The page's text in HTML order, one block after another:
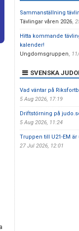
Sammanställning
Tävlingar våren 2026,
Hitta kommande
kalender!
Ungdomsgruppen,
SVENSKA
Vad väntar på
5 Aug 2026, 17:19
Driftstörning på
5 Aug 2026, 11:24
Truppen till U21-EM är
27 Jul 2026, 12:01